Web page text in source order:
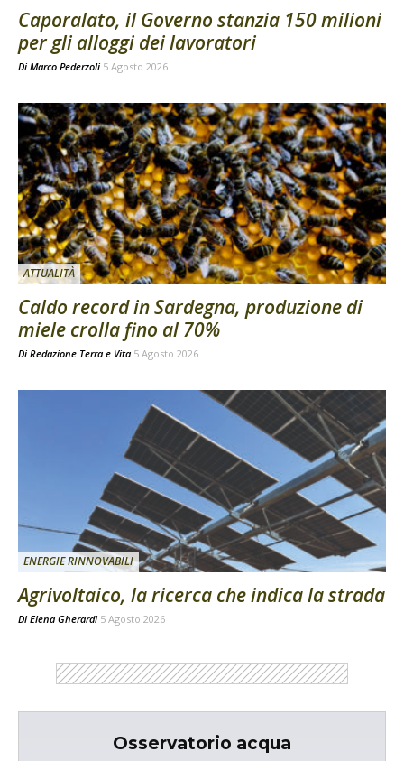
Caporalato, il Governo stanzia 150 milioni
per gli alloggi dei lavoratori
Di Marco Pederzoli 5 Agosto 2026
ATTUALITÀ
Caldo record in Sardegna, produzione di
miele crolla fino al 70%
Di Redazione Terra e Vita 5 Agosto 2026
ENERGIE RINNOVABILI
Agrivoltaico, la ricerca che indica la strada
Di Elena Gherardi 5 Agosto 2026
Osservatorio acqua